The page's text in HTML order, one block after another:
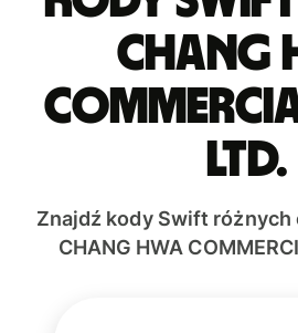
CHANG
LTD.
Znajdź kody Swift różnych
CHANG HWA